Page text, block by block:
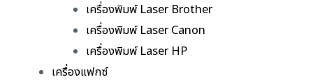
เครื่องพิมพ์ Laser Brother
เครื่องพิมพ์ Laser Canon
เครื่องพิมพ์ Laser HP
เครื่องแฟกซ์